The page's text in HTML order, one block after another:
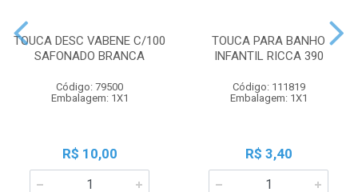
TOUCA DESC VABENE C/100
SAFONADO BRANCA
Código: 79500
Embalagem: 1X1
R$ 10,00
TOUCA PARA BANHO
INFANTIL RICCA 390
Código: 111819
Embalagem: 1X1
R$ 3,40